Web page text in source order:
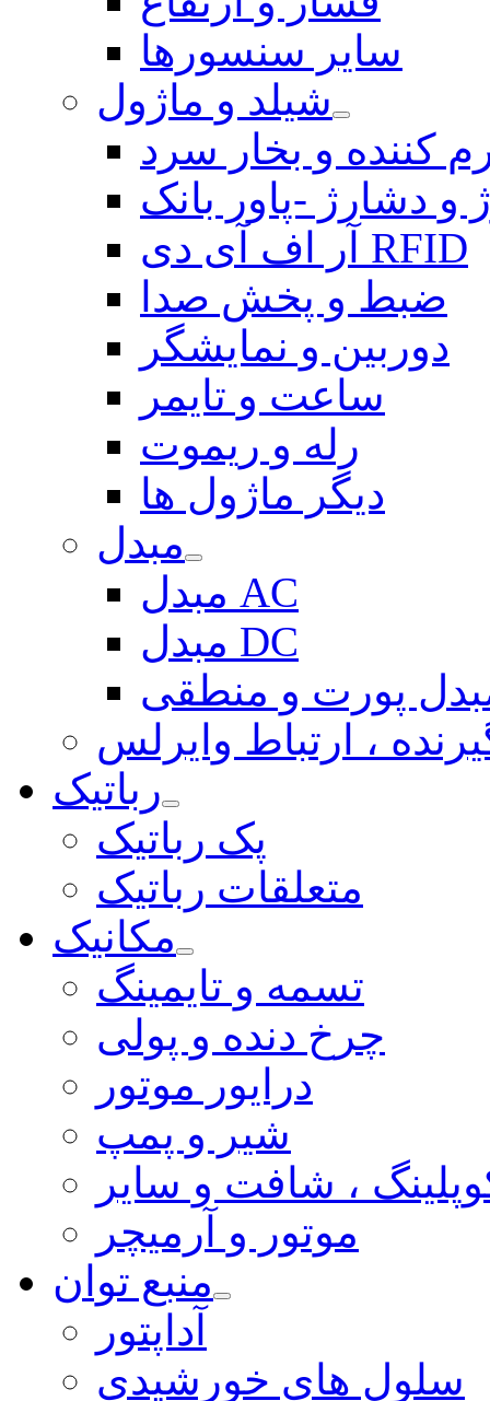
سایر سنسورها
شیلد و ماژول
کننده و بخار سرد
و دشارژ -پاور بانک
آر اف آی دی RFID
ضبط و پخش صدا
دوربین و نمایشگر
ساعت و تایمر
رله و ریموت
دیگر ماژول ها
مبدل
مبدل AC
مبدل DC
پورت و منطقی
، ارتباط وایرلس
رباتیک
پک رباتیک
متعلقات رباتیک
مکانیک
تسمه و تایمینگ
چرخ دنده و پولی
درایور موتور
شیر و پمپ
، شافت و سایر
موتور و آرمیچر
منبع توان
آداپتور
سلول های خورشیدی